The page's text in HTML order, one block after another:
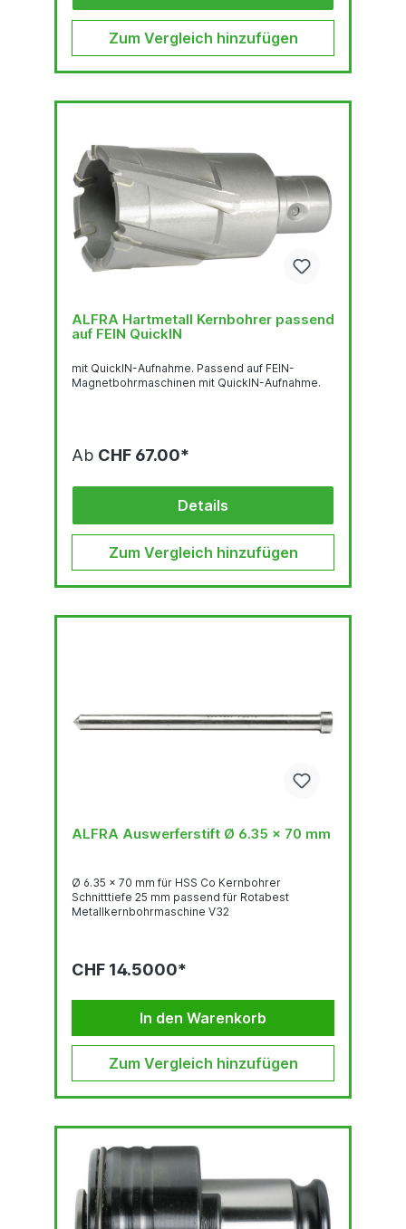
mm Weldonschaft...
Zum Vergleich hinzufügen
ALFRA Hartmetall Kernbohrer passend
auf FEIN QuickIN
mit QuickIN-Aufnahme. Passend auf FEIN-
Magnetbohrmaschinen mit QuickIN-Aufnahme.
Ab CHF 67.00*
Details
Zum Vergleich hinzufügen
ALFRA Auswerferstift Ø 6.35 x 70 mm
Ø 6.35 x 70 mm für HSS Co Kernbohrer
Schnitttiefe 25 mm passend für Rotabest
Metallkernbohrmaschine V32
CHF 14.5000*
In den Warenkorb
Zum Vergleich hinzufügen